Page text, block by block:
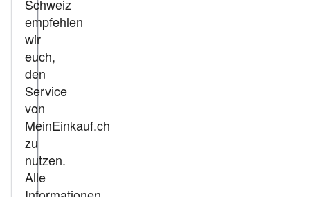
Schweiz
empfehlen
wir
euch,
den
Service
von
MeinEinkauf.ch
zu
nutzen.
Alle